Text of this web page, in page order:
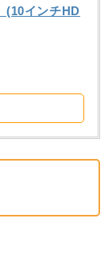
(10インチHD